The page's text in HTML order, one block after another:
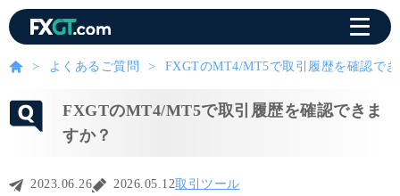
よくあるご質問 FXGTのMT4/MT5で取引履歴を確認で
FXGTのMT4/MT5で取引履歴を確認できま
すか？
2023.06.26 2026.05.12取引ツール